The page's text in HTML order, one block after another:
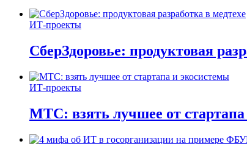
ИТ-проекты
СберЗдоровье: продуктовая
ИТ-проекты
МТС: взять лучшее от